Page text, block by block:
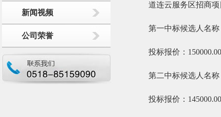
新闻视频
公司荣誉
道连云服务区招商
第一中标候选人名
投标报价：
第二中标候选人名
投标报价：